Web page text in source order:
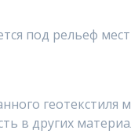
под рельеф
геотекстиля
в других